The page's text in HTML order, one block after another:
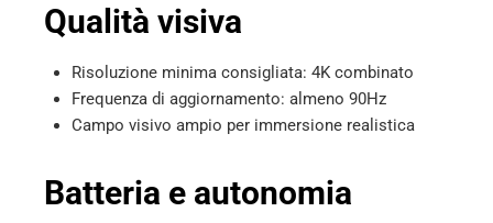
Qualità visiva
Risoluzione minima consigliata: 4K combinato
Frequenza di aggiornamento: almeno 90Hz
Campo visivo ampio per immersione realistica
Batteria e autonomia